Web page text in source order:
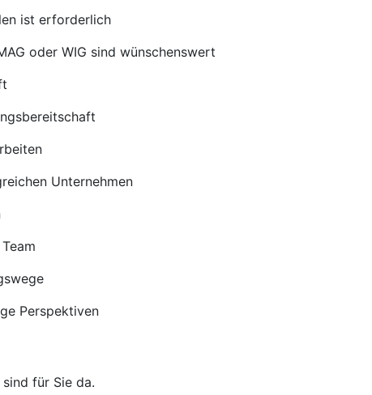
ist erforderlich
oder WIG sind wünschenswert
Unternehmen
Perspektiven
für Sie da.